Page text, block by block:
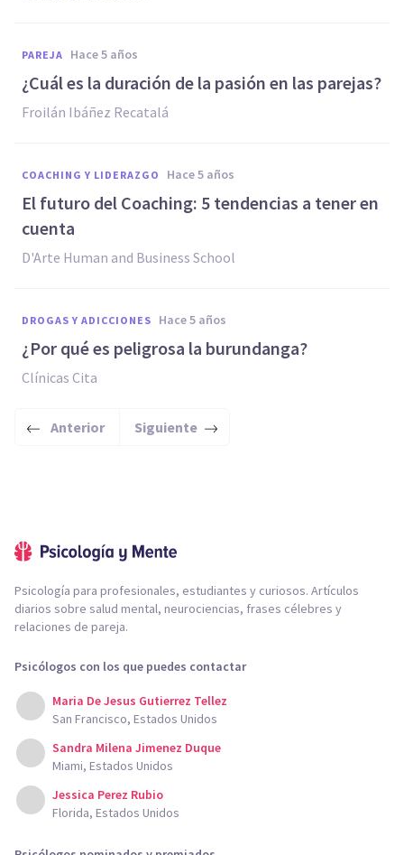
PAREJA hace 5 años
¿Cuál es la duración de la pasión en las parejas?
Froilán Ibáñez Recatalá
COACHING Y LIDERAZGO hace 5 años
El futuro del Coaching: 5 tendencias a tener en
cuenta
D'Arte Human and Business School
DROGAS Y ADICCIONES hace 5 años
¿Por qué es peligrosa la burundanga?
Clínicas Cita
Anterior Siguiente
Psicología para profesionales, estudiantes y curiosos. Artículos
diarios sobre salud mental, neurociencias, frases célebres y
relaciones de pareja.
Psicólogos con los que puedes contactar
Maria De Jesus Gutierrez Tellez
San Francisco, Estados Unidos
Sandra Milena Jimenez Duque
Miami, Estados Unidos
Jessica Perez Rubio
Florida, Estados Unidos